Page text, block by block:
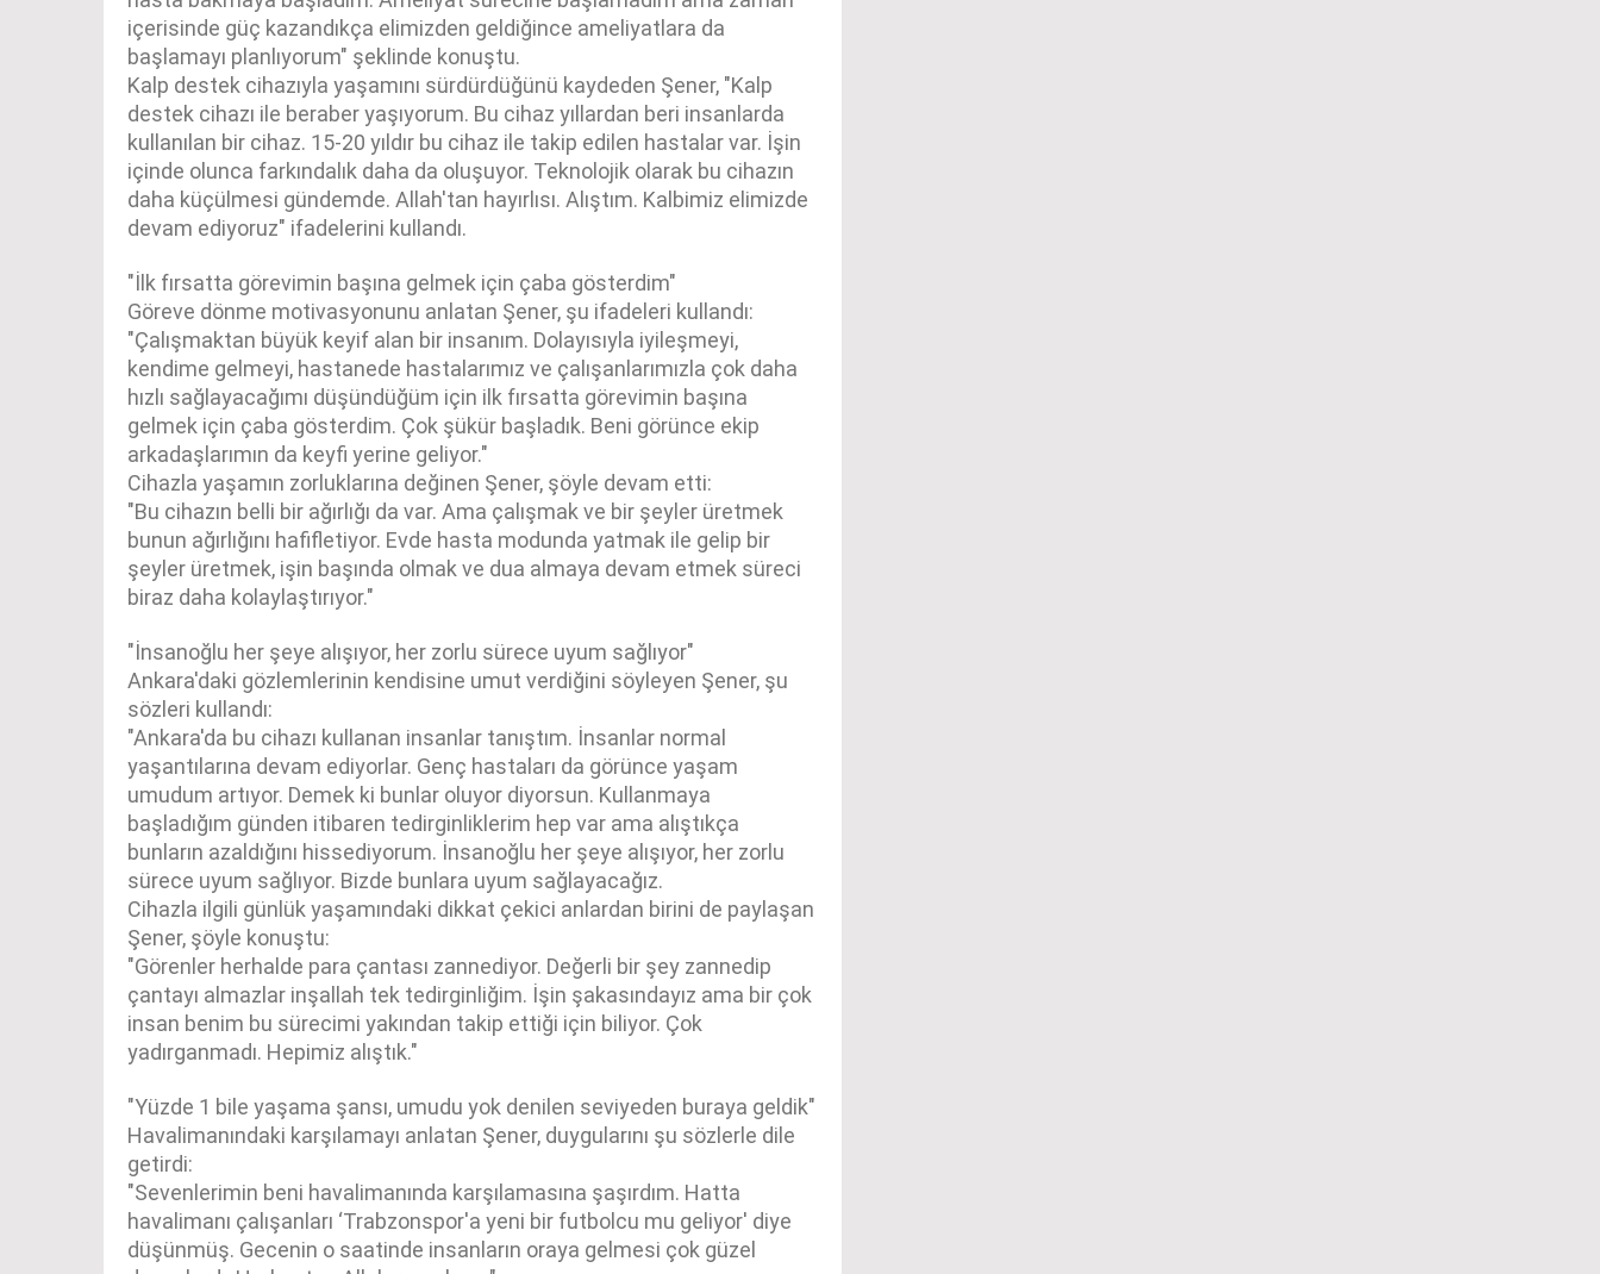
içerisinde güç kazandıkça elimizden geldiğince ameliyatlara da
başlamayı planlıyorum" şeklinde konuştu.
Kalp destek cihazıyla yaşamını sürdürdüğünü kaydeden Şener, "Kalp
destek cihazı ile beraber yaşıyorum. Bu cihaz yıllardan beri insanlarda
kullanılan bir cihaz. 15-20 yıldır bu cihaz ile takip edilen hastalar var. İşin
içinde olunca farkındalık daha da oluşuyor. Teknolojik olarak bu cihazın
daha küçülmesi gündemde. Allah'tan hayırlısı. Alıştım. Kalbimiz elimizde
devam ediyoruz" ifadelerini kullandı.
"İlk fırsatta görevimin başına gelmek için çaba gösterdim"
Göreve dönme motivasyonunu anlatan Şener, şu ifadeleri kullandı:
"Çalışmaktan büyük keyif alan bir insanım. Dolayısıyla iyileşmeyi,
kendime gelmeyi, hastanede hastalarımız ve çalışanlarımızla çok daha
hızlı sağlayacağımı düşündüğüm için ilk fırsatta görevimin başına
gelmek için çaba gösterdim. Çok şükür başladık. Beni görünce ekip
arkadaşlarımın da keyfi yerine geliyor."
Cihazla yaşamın zorluklarına değinen Şener, şöyle devam etti:
"Bu cihazın belli bir ağırlığı da var. Ama çalışmak ve bir şeyler üretmek
bunun ağırlığını hafifletiyor. Evde hasta modunda yatmak ile gelip bir
şeyler üretmek, işin başında olmak ve dua almaya devam etmek süreci
biraz daha kolaylaştırıyor."
"İnsanoğlu her şeye alışıyor, her zorlu sürece uyum sağlıyor"
Ankara'daki gözlemlerinin kendisine umut verdiğini söyleyen Şener, şu
sözleri kullandı:
"Ankara'da bu cihazı kullanan insanlar tanıştım. İnsanlar normal
yaşantılarına devam ediyorlar. Genç hastaları da görünce yaşam
umudum artıyor. Demek ki bunlar oluyor diyorsun. Kullanmaya
başladığım günden itibaren tedirginliklerim hep var ama alıştıkça
bunların azaldığını hissediyorum. İnsanoğlu her şeye alışıyor, her zorlu
sürece uyum sağlıyor. Bizde bunlara uyum sağlayacağız.
Cihazla ilgili günlük yaşamındaki dikkat çekici anlardan birini de paylaşan
Şener, şöyle konuştu:
"Görenler herhalde para çantası zannediyor. Değerli bir şey zannedip
çantayı almazlar inşallah tek tedirginliğim. İşin şakasındayız ama bir çok
insan benim bu sürecimi yakından takip ettiği için biliyor. Çok
yadırganmadı. Hepimiz alıştık."
"Yüzde 1 bile yaşama şansı, umudu yok denilen seviyeden buraya geldik"
Havalimanındaki karşılamayı anlatan Şener, duygularını şu sözlerle dile
getirdi:
"Sevenlerimin beni havalimanında karşılamasına şaşırdım. Hatta
havalimanı çalışanları ‘Trabzonspor'a yeni bir futbolcu mu geliyor' diye
düşünmüş. Gecenin o saatinde insanların oraya gelmesi çok güzel